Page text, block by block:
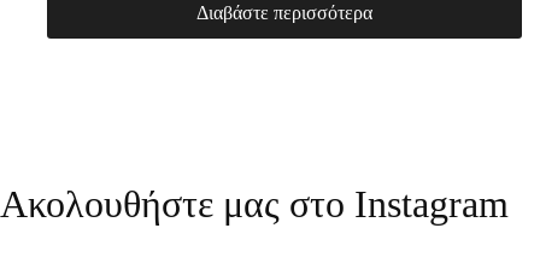
Διαβάστε περισσότερα
Ακολουθήστε μας στο Instagram